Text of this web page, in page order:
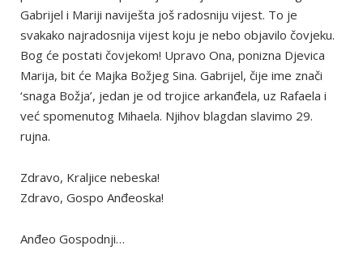
Gabrijel i Mariji naviješta još radosniju vijest. To je
svakako najradosnija vijest koju je nebo objavilo čovjeku.
Bog će postati čovjekom! Upravo Ona, ponizna Djevica
Marija, bit će Majka Božjeg Sina. Gabrijel, čije ime znači
‘snaga Božja’, jedan je od trojice arkanđela, uz Rafaela i
već spomenutog Mihaela. Njihov blagdan slavimo 29.
rujna.
Zdravo, Kraljice nebeska!
Zdravo, Gospo Anđeoska!
Anđeo Gospodnji…